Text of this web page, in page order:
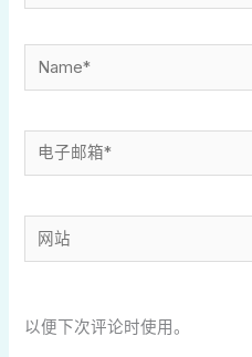
Name*
电
子
箱
*
网
站
以便下次评论时使用。